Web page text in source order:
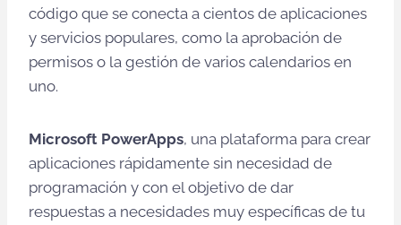
código que se conecta a cientos de aplicaciones
y servicios populares, como la aprobación de
permisos o la gestión de varios calendarios en
uno.
Microsoft PowerApps, una plataforma para crear
aplicaciones rápidamente sin necesidad de
programación y con el objetivo de dar
respuestas a necesidades muy específicas de tu